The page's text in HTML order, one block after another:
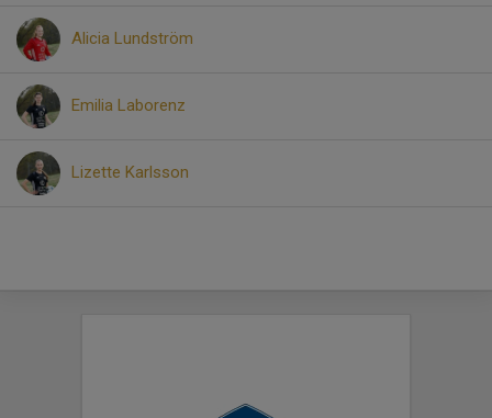
Alicia Lundström
Emilia Laborenz
Lizette Karlsson